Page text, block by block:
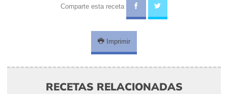
Comparte esta receta
Imprimir
RECETAS RELACIONADAS